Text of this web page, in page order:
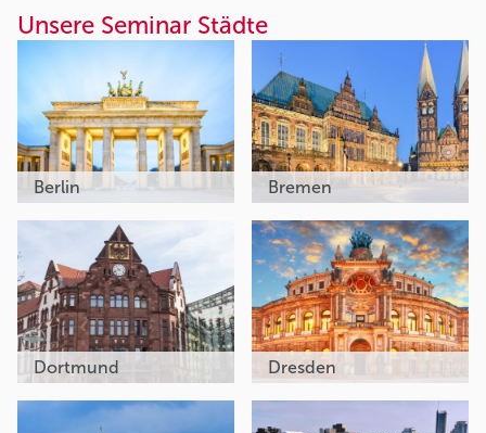
Unsere Seminar Städte
Berlin Bremen
Dortmund Dresden